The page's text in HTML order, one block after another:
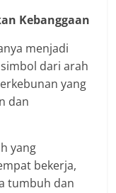
Kebanggaan
menjadi
dari arah
yang
dan
yang
bekerja,
tumbuh dan